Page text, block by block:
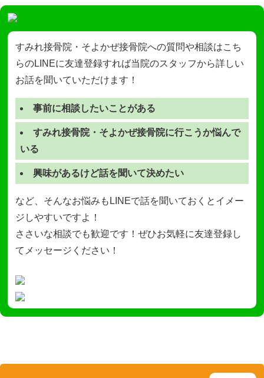
すみれ接骨院・そよかぜ接骨院への質問や相談はこち
らのLINEに友達登録すれば当院のスタッフから詳しい
お話を聞いていただけます！
事前に相談したいことがある
すみれ接骨院・そよかぜ接骨院に行こうか悩んで
いる
興味があるけど話を聞いて決めたい
など、そんなお悩みもLINEで話を聞いておくとイメー
ジしやすいですよ！
ささいな相談でも歓迎です！ぜひお気軽に友達登録し
てメッセージください！